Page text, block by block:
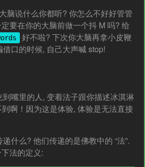
脑说什么你都听? 你怎么不好好管管
要在你的大脑前做一个抖 M 吗? 给
好不啦? 下次你大脑再拿小皮鞭
口的时候, 自己大声喊 stop!
嘴里的人, 变着法子跟你描述冰淇淋
啊！因为这是体验, 体验是无法直接
什么? 他们传递的是佛教中的 “法”.
法的定义: